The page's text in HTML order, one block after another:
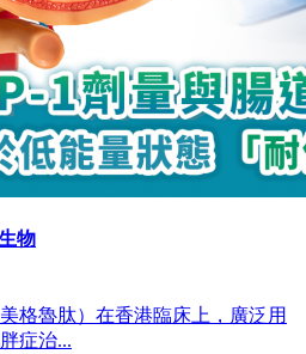
物
格魯肽）在香港臨床上，廣泛用
症治...